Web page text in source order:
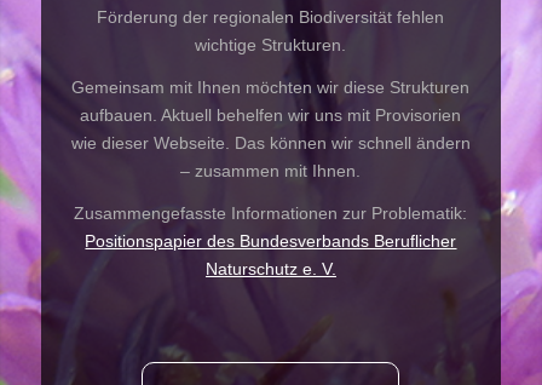
Förderung der regionalen Biodiversität fehlen
wichtige Strukturen.
Gemeinsam mit Ihnen möchten wir diese Strukturen
aufbauen. Aktuell behelfen wir uns mit Provisorien
wie dieser Webseite. Das können wir schnell ändern
– zusammen mit Ihnen.
Zusammengefasste Informationen zur Problematik:
Positionspapier des Bundesverbands Beruflicher
Naturschutz e. V.